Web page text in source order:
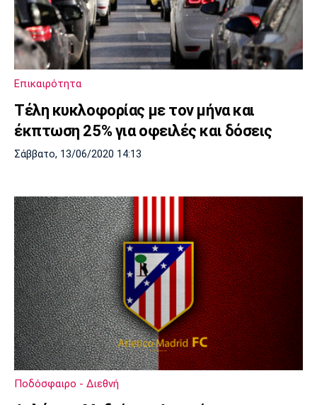
Επικαιρότητα
Τέλη κυκλοφορίας με τον μήνα και
έκπτωση 25% για οφειλές και δόσεις
Σάββατο, 13/06/2020 14:13
Ποδόσφαιρο - Διεθνή